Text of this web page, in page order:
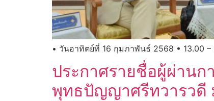
• วันอาทิตย์ที่ 16 กุมภาพันธ์ 2568 • 13.00 –
ประกาศ​รายชื่อ​ผู้​ผ่าน
พุทธปัญญาศรีทวารวดี